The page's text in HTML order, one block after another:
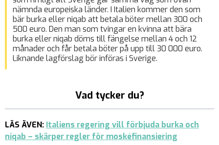
nämnda europeiska länder. I Italien kommer den som
bär burka eller niqab att betala böter mellan 300 och
500 euro. Den man som tvingar en kvinna att bära
burka eller niqab döms till fängelse mellan 4 och 12
månader och får betala böter på upp till 30 000 euro.
Liknande lagförslag bör införas i Sverige.
Vad tycker du?
LÄS ÄVEN: Italiens regering vill förbjuda burka och
niqab – skärper regler för moskéfinansiering